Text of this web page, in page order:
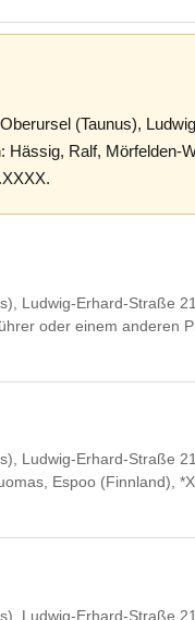
(Taunus),
Hässig, Ralf, Mörfelden-
Ludwig-Erhard-Straße
oder einem anderen
Ludwig-Erhard-Straße
Espoo (Finnland),
Ludwig-Erhard-Straße